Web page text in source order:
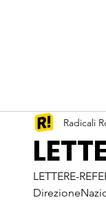
Radicali
LETTERE-